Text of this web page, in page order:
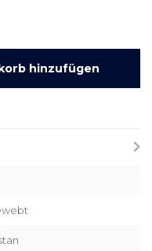
hinzufügen